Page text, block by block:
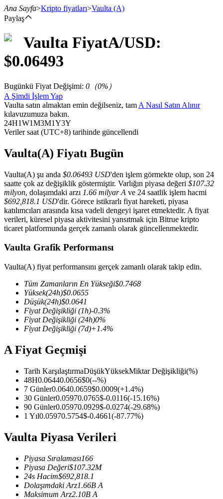
Vadeli İşlemler
USDT Vadeli İşlemleri
COIN-M Vadeli İşlemleri
Kripto Para Vadeli İşlemleri
TradFi
USDC Vadeli İşlemleri
USDC'yi teminat olarak kullanan vadeli işlemler
Ana Sayfa>Kripto fiyatları>Vaulta (A)
Paylaş
Vaulta FiyatA/USD:
$0.06493
Bugünkü Fiyat Değişimi: 0 （0%）
A Şimdi İşlem Yap
Vaulta satın almaktan emin değilseniz, tam A Nasıl Satın Alınır
kılavuzumuza bakın.
24H1W1M3M1Y3Y
Veriler saat (UTC+8) tarihinde güncellendi
Vaulta(A) Fiyatı Bugün
Vaulta(A) şu anda $0.06493 USD'den işlem görmekte olup, son 24
saatte çok az değişiklik göstermiştir. Varlığın piyasa değeri $107.32
milyon, dolaşımdaki arzı 1.66 milyar A ve 24 saatlik işlem hacmi
$692,818.1 USD'dir. Görece istikrarlı fiyat hareketi, piyasa
katılımcıları arasında kısa vadeli dengeyi işaret etmektedir. A fiyat
verileri, küresel piyasa aktivitesini yansıtmak için Bitrue kripto
ticaret platformunda gerçek zamanlı olarak güncellenmektedir.
Vaulta Grafik Performansı
Vaulta(A) fiyat performansını gerçek zamanlı olarak takip edin.
Tüm Zamanların En Yükseği$0.7468
Yüksek(24h)$0.0655
Düşük(24h)$0.0641
Fiyat Değişikliği (1h)-0.3%
Fiyat Değişikliği (24h)0%
Fiyat Değişikliği (7d)+1.4%
A Fiyat Geçmişi
Tarih KarşılaştırmaDüşükYüksekMiktar Değişikliği(%)
48H0.06440.0656$0(--%)
7 Günler0.0640.0659$0.0009(+1.4%)
30 Günler0.05970.0765$-0.0116(-15.16%)
90 Günler0.05970.0929$-0.0274(-29.68%)
1 Yıl0.05970.5754$-0.4661(-87.77%)
Vaulta Piyasa Verileri
Piyasa Sıralaması166
Piyasa Değeri$107.32M
24s Hacim$692,818.1
Dolaşımdaki Arz1.66B A
Maksimum Arz2.10B A